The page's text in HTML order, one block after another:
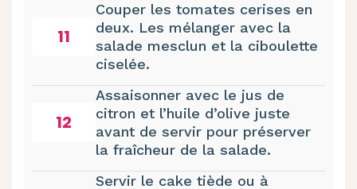
11
Couper les tomates cerises en
deux. Les mélanger avec la
salade mesclun et la ciboulette
ciselée.
12
Assaisonner avec le jus de
citron et l’huile d’olive juste
avant de servir pour préserver
la fraîcheur de la salade.
Servir le cake tiède ou à